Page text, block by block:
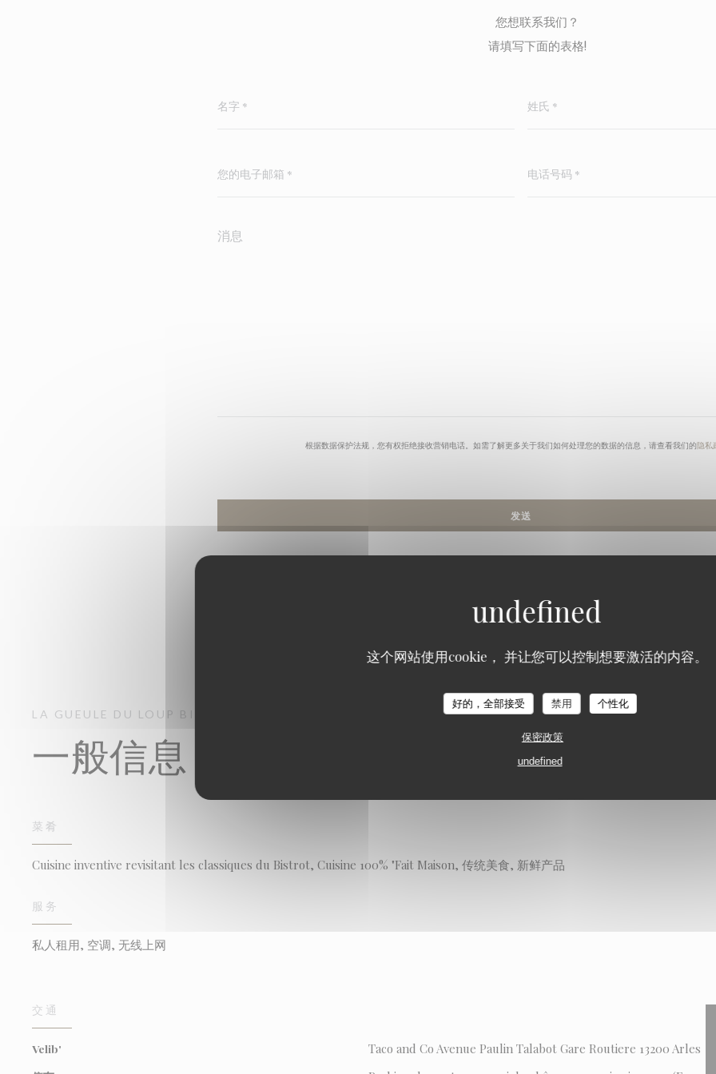
这个网站使用cookie， 并让您可以控制想要激活的内容。
好的，全部接受 禁用 个性化
保密政策
undefined
您想联系我们？
请填写下面的表格!
根据数据保护法规，您有权拒绝接收营销电话。如需了解更多关于我们如何处理您的数据的信息，请查看我们的隐私
LA GUEULE DU LOUP BISTRONOMIQUE
一般信息
菜肴
Cuisine inventive revisitant les classiques du Bistrot, Cuisine 100% "Fait Maison, 传统美食, 新鲜产品
服务
私人租用, 空调, 无线上网
交通
Velib' Taco and Co Avenue Paulin Talabot Gare Routiere 13200 Arles